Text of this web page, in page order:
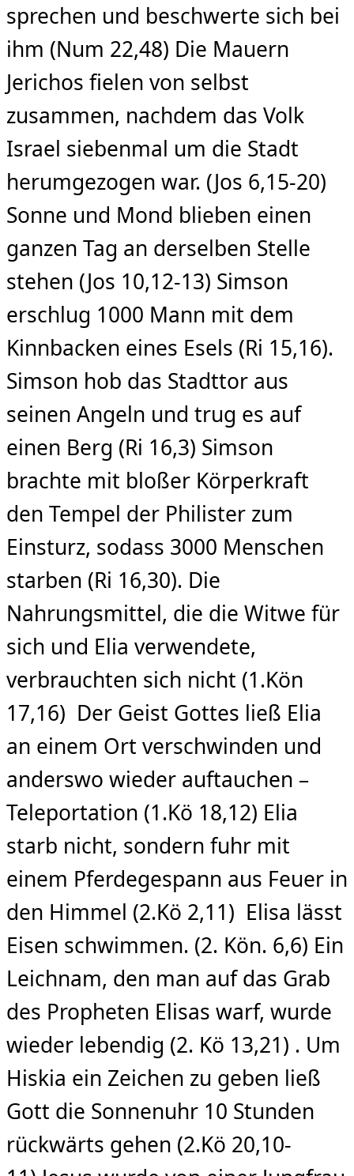
sprechen und beschwerte sich bei
ihm (Num 22,48) Die Mauern
Jerichos fielen von selbst
zusammen, nachdem das Volk
Israel siebenmal um die Stadt
herumgezogen war. (Jos 6,15-20)
Sonne und Mond blieben einen
ganzen Tag an derselben Stelle
stehen (Jos 10,12-13) Simson
erschlug 1000 Mann mit dem
Kinnbacken eines Esels (Ri 15,16).
Simson hob das Stadttor aus
seinen Angeln und trug es auf
einen Berg (Ri 16,3) Simson
brachte mit bloßer Körperkraft
den Tempel der Philister zum
Einsturz, sodass 3000 Menschen
starben (Ri 16,30). Die
Nahrungsmittel, die die Witwe für
sich und Elia verwendete,
verbrauchten sich nicht (1.Kön
17,16) Der Geist Gottes ließ Elia
an einem Ort verschwinden und
anderswo wieder auftauchen –
Teleportation (1.Kö 18,12) Elia
starb nicht, sondern fuhr mit
einem Pferdegespann aus Feuer in
den Himmel (2.Kö 2,11) Elisa lässt
Eisen schwimmen. (2. Kön. 6,6) Ein
Leichnam, den man auf das Grab
des Propheten Elisas warf, wurde
wieder lebendig (2. Kö 13,21) . Um
Hiskia ein Zeichen zu geben ließ
Gott die Sonnenuhr 10 Stunden
rückwärts gehen (2.Kö 20,10-